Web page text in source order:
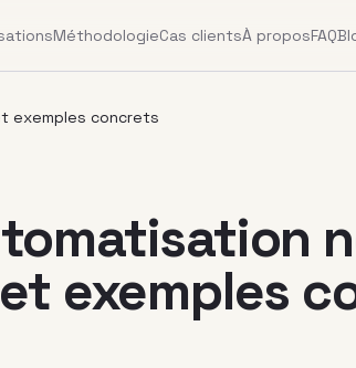
MéthodologieCas clientsÀ proposFAQ
exemples concrets
exemples